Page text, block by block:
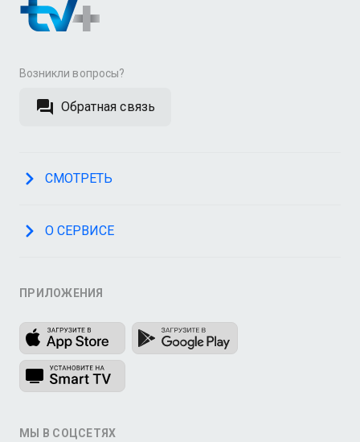
Возникли вопросы?
Обратная связь
СМОТРЕТЬ
О СЕРВИСЕ
ПРИЛОЖЕНИЯ
МЫ В СОЦСЕТЯХ